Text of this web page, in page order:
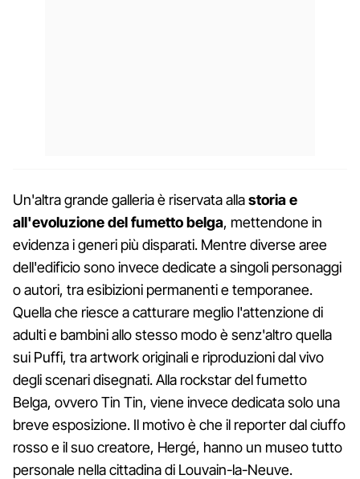
Un'altra grande galleria è riservata allastoria e
all'evoluzione del fumetto belga, mettendone in
evidenza i generi più disparati. Mentre diverse aree
dell'edificio sono invece dedicate a singoli personaggi
o autori, tra esibizioni permanenti e temporanee.
Quella che riesce a catturare meglio l'attenzione di
adulti e bambini allo stesso modo è senz'altro quella
sui Puffi, tra artwork originali e riproduzioni dal vivo
degli scenari disegnati. Alla rockstar del fumetto
Belga, ovvero Tin Tin, viene invece dedicata solo una
breve esposizione. Il motivo è che il reporter dal ciuffo
rosso e il suo creatore, Hergé, hanno un museo tutto
personale nella cittadina di Louvain-la-Neuve.